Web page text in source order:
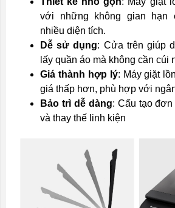
với những không gian hạn
nhiều diện tích.
Dễ sử dụng: Cửa trên giúp
lấy quần áo mà không cần cúi
Giá thành hợp lý: Máy giặt
giá thấp hơn, phù hợp với
Bảo trì dễ dàng: Cấu tạo
và thay thế linh kiện